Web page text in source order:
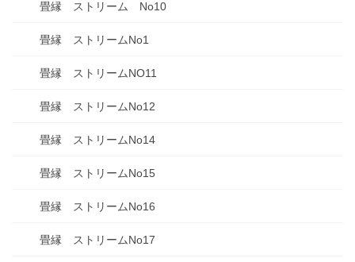
畳縁 ストリーム No10
畳縁 ストリームNo1
畳縁 ストリームNO11
畳縁 ストリームNo12
畳縁 ストリームNo14
畳縁 ストリームNo15
畳縁 ストリームNo16
畳縁 ストリームNo17